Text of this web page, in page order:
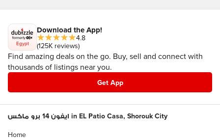
Egypt
Download the App!
4.8
(125K reviews)
Find amazing deals on the go. Buy, sell and connect with
thousands of listings near you.
Get App
ايفون 14 برو ماكس in EL Patio Casa, Shorouk City
Home